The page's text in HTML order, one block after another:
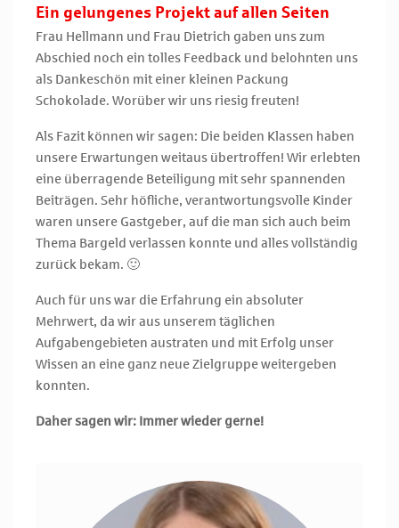
Ein gelungenes Projekt auf allen Seiten
Frau Hellmann und Frau Dietrich gaben uns zum
Abschied noch ein tolles Feedback und belohnten uns
als Dankeschön mit einer kleinen Packung
Schokolade. Worüber wir uns riesig freuten!
Als Fazit können wir sagen: Die beiden Klassen haben
unsere Erwartungen weitaus übertroffen! Wir erlebten
eine überragende Beteiligung mit sehr spannenden
Beiträgen. Sehr höfliche, verantwortungsvolle Kinder
waren unsere Gastgeber, auf die man sich auch beim
Thema Bargeld verlassen konnte und alles vollständig
zurück bekam. 🙂
Auch für uns war die Erfahrung ein absoluter
Mehrwert, da wir aus unserem täglichen
Aufgabengebieten austraten und mit Erfolg unser
Wissen an eine ganz neue Zielgruppe weitergeben
konnten.
Daher sagen wir: Immer wieder gerne!